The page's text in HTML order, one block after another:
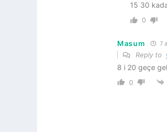
15 30
0
Masum 7
Reply to
8 i 20 geçe
0